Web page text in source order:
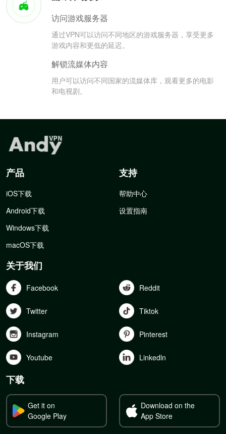
访问游戏服务器
通过VPN可以访问不同地区的游戏服务器，享受更多
游戏内容和更低的延迟。
解锁流媒体内容
用户可以访问不同国家的流媒体库，观看更多的电影
和电视剧。
产品
iOS下载
Android下载
Windows下载
macOS下载
支持
帮助中心
设置指南
关于我们
Facebook Reddit
Twitter Tiktok
Instagram Pinterest
Youtube Linkedln
下载
Get it on
Google Play
Download on the
App Store